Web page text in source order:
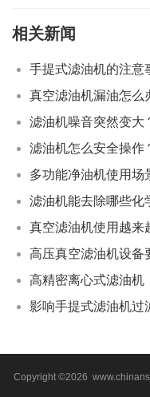
相关新闻
手提式滤油机的注意
真空滤油机漏油怎么
滤油机噪音突然变大
滤油机怎么安全操作
多功能净油机使用场
真空滤油机使用越来
高压真空滤油机设备
高精密离心式滤油机
影响手提式滤油机过
Copyright ©2026